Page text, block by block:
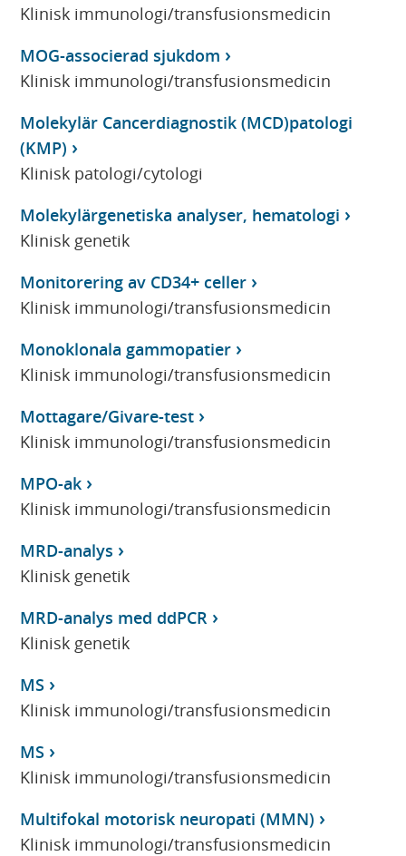
Klinisk immunologi/transfusionsmedicin
MOG-associerad sjukdom
Klinisk immunologi/transfusionsmedicin
Molekylär Cancerdiagnostik (MCD)patologi
(KMP)
Klinisk patologi/cytologi
Molekylärgenetiska analyser, hematologi
Klinisk genetik
Monitorering av CD34+ celler
Klinisk immunologi/transfusionsmedicin
Monoklonala gammopatier
Klinisk immunologi/transfusionsmedicin
Mottagare/Givare-test
Klinisk immunologi/transfusionsmedicin
MPO-ak
Klinisk immunologi/transfusionsmedicin
MRD-analys
Klinisk genetik
MRD-analys med ddPCR
Klinisk genetik
MS
Klinisk immunologi/transfusionsmedicin
MS
Klinisk immunologi/transfusionsmedicin
Multifokal motorisk neuropati (MMN)
Klinisk immunologi/transfusionsmedicin